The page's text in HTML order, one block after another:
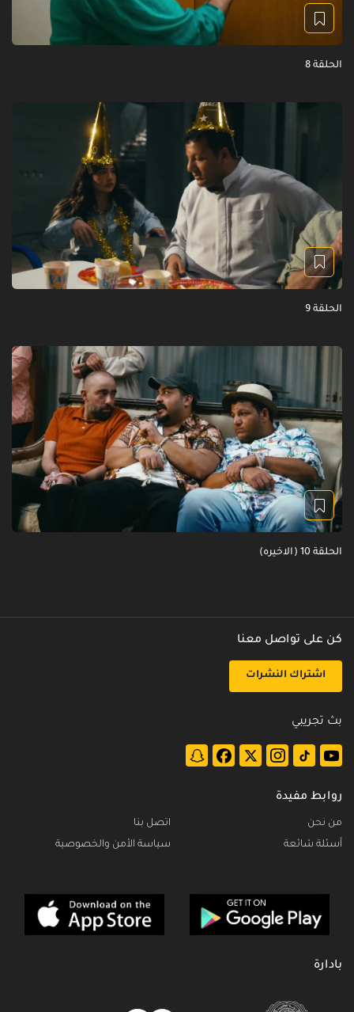
الحلقة 8
الحلقة 9
الحلقة 10 (الاخيره)
كن على تواصل معنا
اشتراك النشرات
بث تجريبي
روابط مفيدة
من نحن
أسئلة شائعة
اتصل بنا
سياسة الأمن والخصوصية
بادارة